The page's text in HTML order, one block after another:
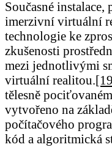
Současné
imerzivní virtuální
technologie ke
zkušenosti
mezi jednotlivými
virtuální realitou.
tělesně
vytvořeno na
počítačového
kód a algoritmická